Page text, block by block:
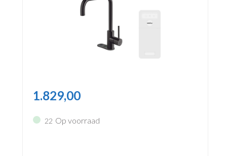
1.829,00
22 Op voorraad